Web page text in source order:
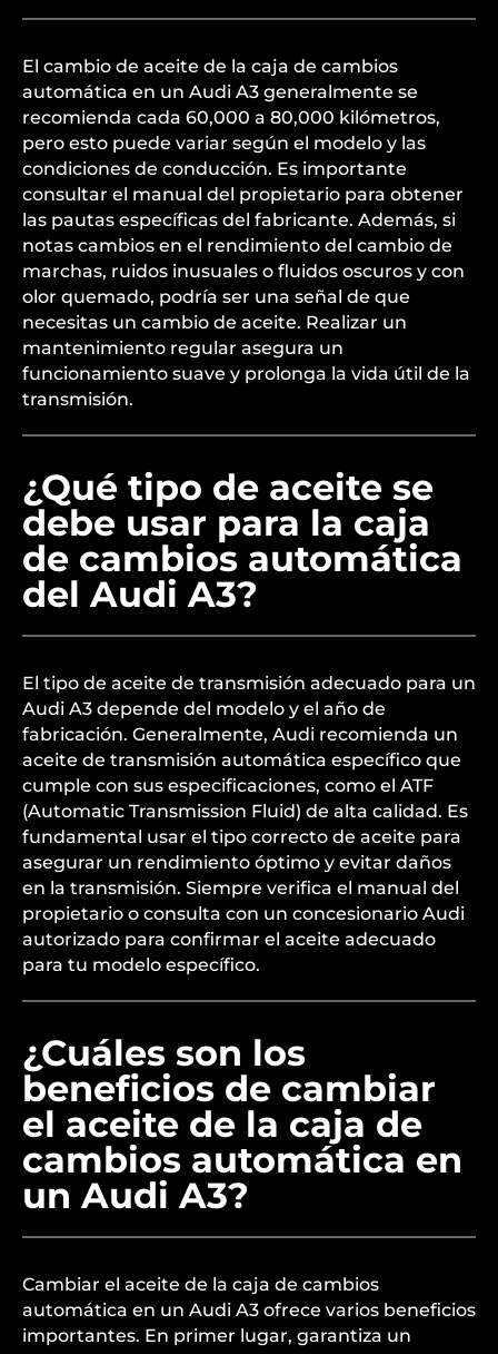
El cambio de aceite de la caja de cambios
automática en un Audi A3 generalmente se
recomienda cada 60,000 a 80,000 kilómetros,
pero esto puede variar según el modelo y las
condiciones de conducción. Es importante
consultar el manual del propietario para obtener
las pautas específicas del fabricante. Además, si
notas cambios en el rendimiento del cambio de
marchas, ruidos inusuales o fluidos oscuros y con
olor quemado, podría ser una señal de que
necesitas un cambio de aceite. Realizar un
mantenimiento regular asegura un
funcionamiento suave y prolonga la vida útil de la
transmisión.
¿Qué tipo de aceite se
debe usar para la caja
de cambios automática
del Audi A3?
El tipo de aceite de transmisión adecuado para un
Audi A3 depende del modelo y el año de
fabricación. Generalmente, Audi recomienda un
aceite de transmisión automática específico que
cumple con sus especificaciones, como el ATF
(Automatic Transmission Fluid) de alta calidad. Es
fundamental usar el tipo correcto de aceite para
asegurar un rendimiento óptimo y evitar daños
en la transmisión. Siempre verifica el manual del
propietario o consulta con un concesionario Audi
autorizado para confirmar el aceite adecuado
para tu modelo específico.
¿Cuáles son los
beneficios de cambiar
el aceite de la caja de
cambios automática en
un Audi A3?
Cambiar el aceite de la caja de cambios
automática en un Audi A3 ofrece varios beneficios
importantes. En primer lugar, garantiza un